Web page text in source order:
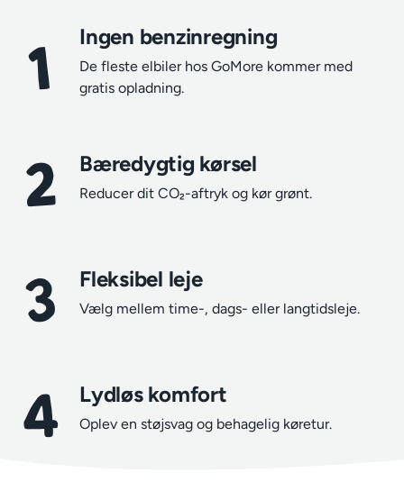
1 Ingen benzinregning
De fleste elbiler hos GoMore kommer med
gratis opladning.
2 Bæredygtig kørsel
Reducer dit CO₂-aftryk og kør grønt.
3 Fleksibel leje
Vælg mellem time-, dags- eller langtidsleje.
4 Lydløs komfort
Oplev en støjsvag og behagelig køretur.